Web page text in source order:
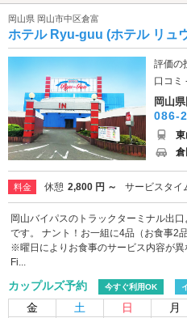
岡山県 岡山市中区倉富
ホテル Ryu-guu (ホテル リュ
評価の
口コミ
岡山
086-
料金 休憩 2,800 円 ～ サービスタイ
岡山バイパスのトラックターミナル出
です。 ナント！お一組に4品（お食事2
※曜日によりお食事のサービス内容が
Fi...
カップルズ予約 今すぐ利用OK
金 土 日 月